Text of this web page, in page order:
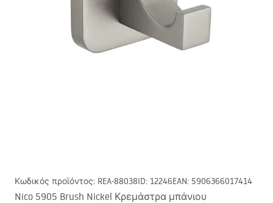
Κωδικός προϊόντος: REA-88038ID: 12246EAN: 5906366017414
Nico 5905 Brush Nickel Κρεμάστρα μπάνιου